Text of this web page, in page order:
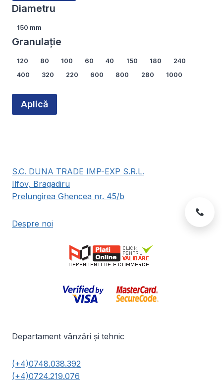
Opțiunile
alese
în
Diametru
Diametru
150 mm
Granulație
Granulație
120 80 100 60 40 150 180
240
400
320 220 600 800 280 1000
Aplică
S.C. DUNA TRADE IMP-EXP S.R.L.
Ilfov, Bragadiru
Prelungirea Ghencea nr. 45/b
Despre noi
Departament vânzări și tehnic
(+4)0748.038.392
(+4)0724.219.076